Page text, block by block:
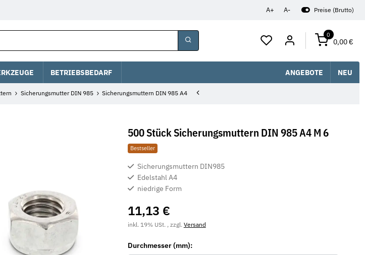
A+ A- Preise (Brutto)
0
0,00 €
BETRIEBSBEDARF ANGEBOTE NEU
Sicherungsmutter DIN 985 Sicherungsmuttern DIN 985 A4
500 Stück Sicherungsmuttern DIN 985 A4 M 6
Bestseller
Sicherungsmuttern DIN985
Edelstahl A4
niedrige Form
11,13 €
inkl. 19% USt. , zzgl.Versand
Durchmesser (mm):